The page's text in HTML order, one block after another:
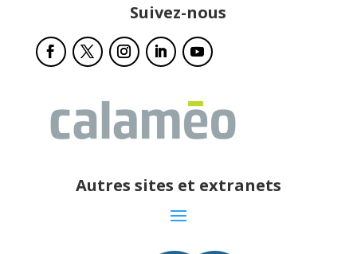
Suivez-nous
Autres sites et extranets